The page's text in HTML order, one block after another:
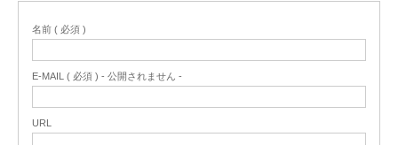
名前 ( 必須 )
E-MAIL ( 必須 ) - 公開されません -
URL